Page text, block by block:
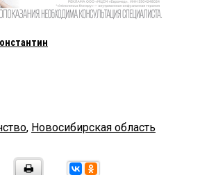
, Новосибирская область